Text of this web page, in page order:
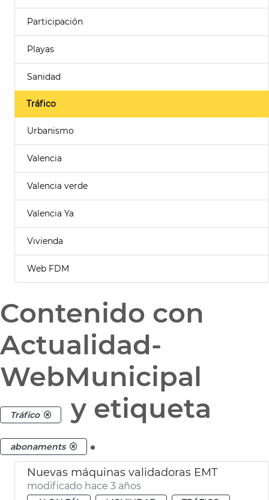
Participación
Playas
Sanidad
Tráfico
Urbanismo
Valencia
Valencia verde
Valencia Ya
Vivienda
Web FDM
Contenido con
Actualidad-
WebMunicipal
Tráfico y etiqueta
abonaments .
Nuevas máquinas validadoras EMT
modificado hace 3 años